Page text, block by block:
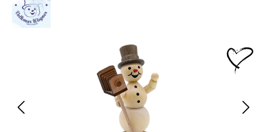
Bildergalerie überspringen